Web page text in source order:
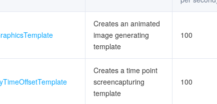
Creates an animated
image generating
template
100
Creates a time point
screencapturing
template
100